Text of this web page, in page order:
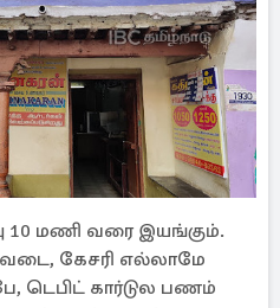
10 மணி வரை இயங்கும்.
வடை, கேசரி எல்லாமே
டெபிட் கார்டுல பணம்